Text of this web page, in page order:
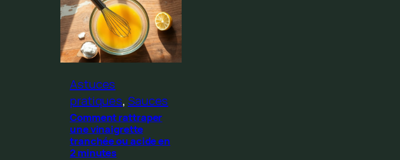
Astuces
pratiques, Sauces
Comment rattraper
une vinaigrette
tranchée ou acide en
2 minutes